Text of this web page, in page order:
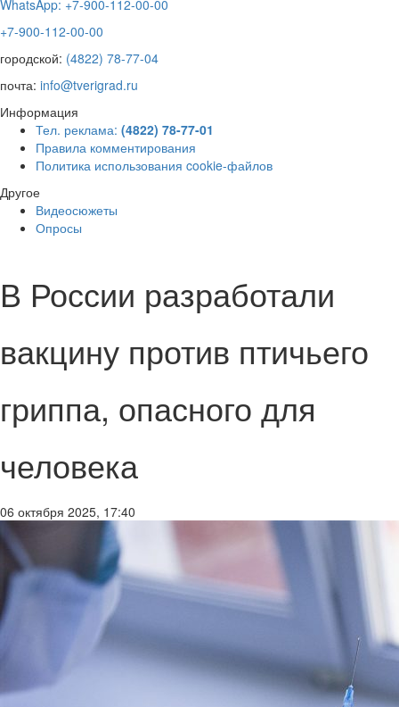
WhatsApp: +7-900-112-00-00
+7-900-112-00-00
городской: (4822) 78-77-04
почта: info@tverigrad.ru
Информация
Тел. реклама: (4822) 78-77-01
Правила комментирования
Политика использования cookie-файлов
Другое
Видеосюжеты
Опросы
В России разработали
вакцину против птичьего
гриппа, опасного для
человека
06 октября 2025, 17:40